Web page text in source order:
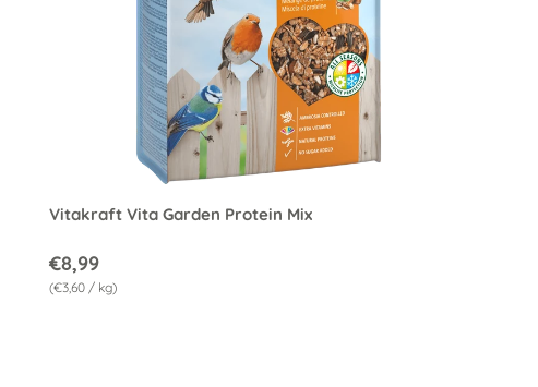
Vitakraft Vita Garden Protein Mix
€8,99
Grundpreis
€3,60 / kg